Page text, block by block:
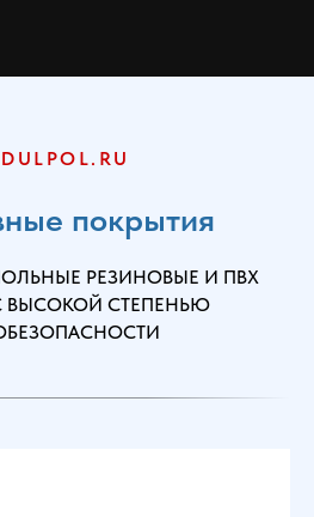
покрытия
РЕЗИНОВЫЕ И ПВХ
ВЫСОКОЙ СТЕПЕНЬЮ